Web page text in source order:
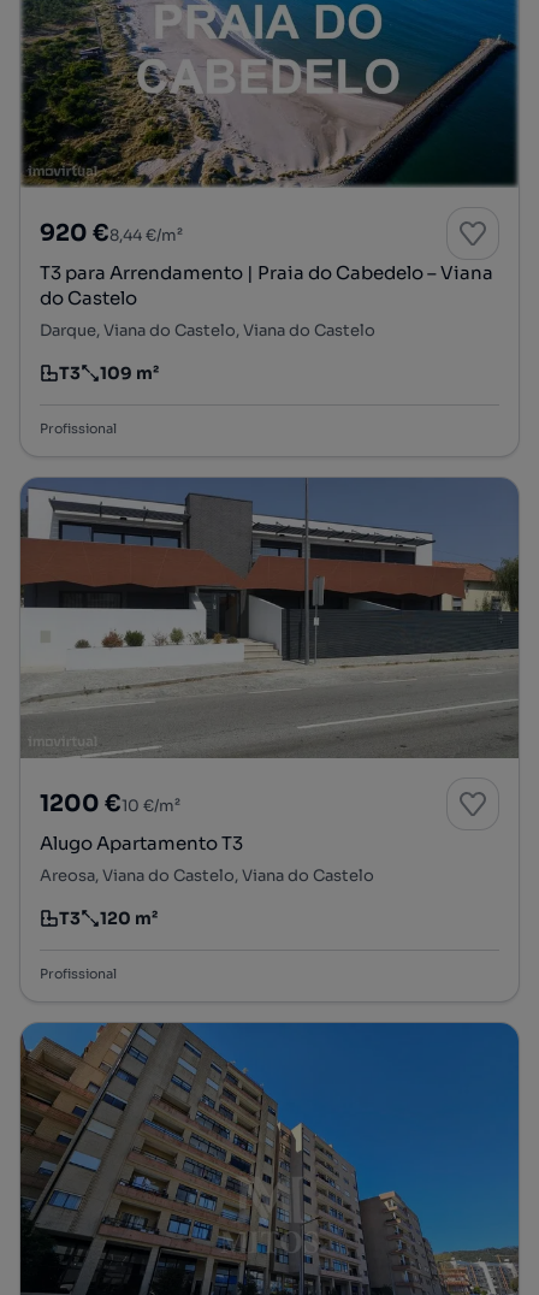
920 €8,44 €/m²
T3 para Arrendamento | Praia do Cabedelo – Viana
do Castelo
Darque, Viana do Castelo, Viana do Castelo
Tipologia
T3
Preço por metro quadrado
109 m²
Profissional
1200 €10 €/m²
Alugo Apartamento T3
Areosa, Viana do Castelo, Viana do Castelo
Tipologia
T3
Preço por metro quadrado
120 m²
Profissional